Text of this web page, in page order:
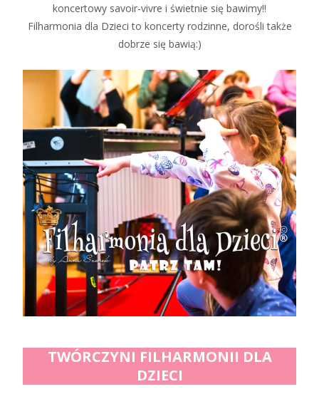
koncertowy savoir-vivre i świetnie się bawimy!!
Filharmonia dla Dzieci to koncerty rodzinne, dorośli także
dobrze się bawią:)
TWÓRCZYNI FILHARMONII DLA
DZIECI